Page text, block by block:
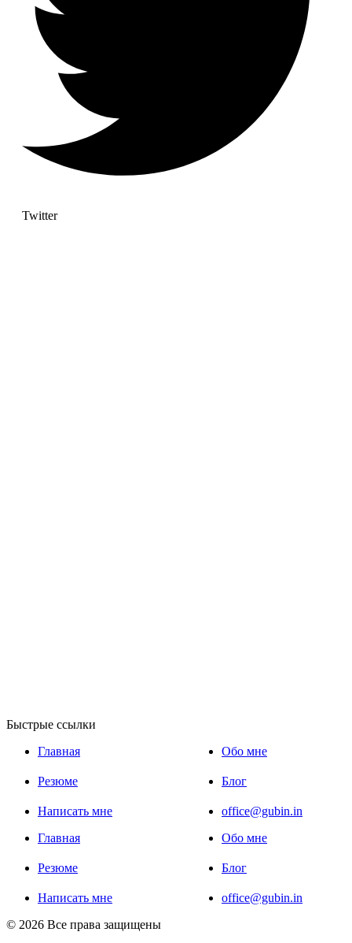
Twitter
Быстрые ссылки
Главная
Обо мне
Резюме Блог
Написать мне
office@gubin.in
Главная
Обо мне
Резюме Блог
Написать мне
office@gubin.in
© 2026 Все права защищены